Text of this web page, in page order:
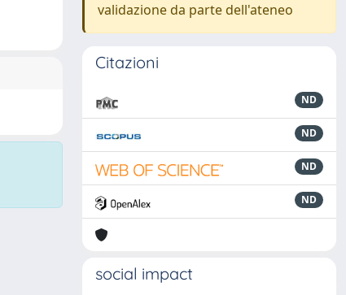
validazione da parte dell'ateneo
Citazioni
ND
ND
ND
ND
social impact